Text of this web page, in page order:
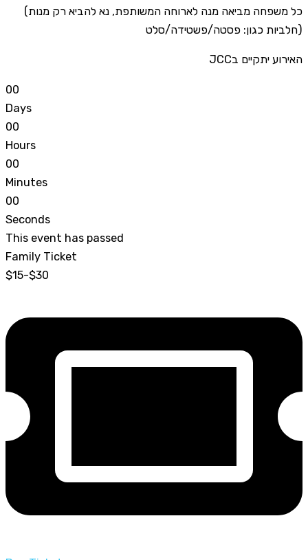
(כל משפחה מביאה מנה לארוחה המשותפת, נא להביא רק מנות
חלביות כגון: פסטה/פשטידה/סלט)
JCCהאירוע יתקיים ב
00
Days
00
Hours
00
Minutes
00
Seconds
This event has passed
Family Ticket
$15-$30